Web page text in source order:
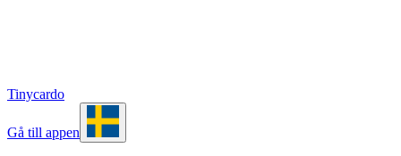
Tinycardo
Gå till appen